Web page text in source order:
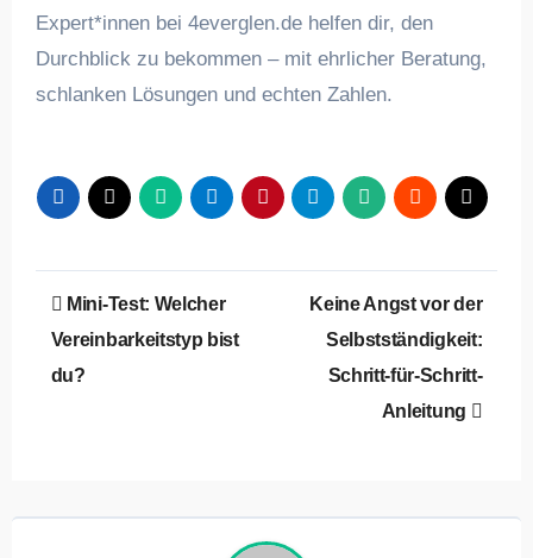
Expert*innen bei 4everglen.de helfen dir, den
Durchblick zu bekommen – mit ehrlicher Beratung,
schlanken Lösungen und echten Zahlen.
Beitragsnavigation
Mini-Test: Welcher
Vereinbarkeitstyp bist
du?
Keine Angst vor der
Selbstständigkeit:
Schritt-für-Schritt-
Anleitung